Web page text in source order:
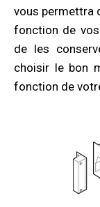
vous permettra
fonction de
de les
choisir le bon
fonction de